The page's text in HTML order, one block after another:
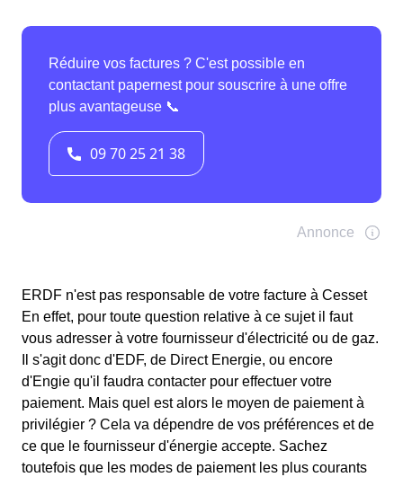
ERDF n'est pas responsable de votre facture à Cesset
En effet, pour toute question relative à ce sujet il faut
vous adresser à votre fournisseur d'électricité ou de gaz.
Il s'agit donc d'EDF, de Direct Energie, ou encore
d'Engie qu'il faudra contacter pour effectuer votre
paiement. Mais quel est alors le moyen de paiement à
privilégier ? Cela va dépendre de vos préférences et de
ce que le fournisseur d'énergie accepte. Sachez
toutefois que les modes de paiement les plus courants